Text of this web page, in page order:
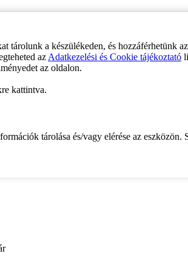
a készülékeden, és hozzáférhetünk
az Adatkezelési és Cookie tájékoztató
az oldalon.
kattintva.
tárolása és/vagy elérése az eszközön.